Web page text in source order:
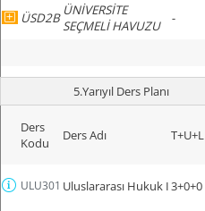
ÜSD2B ÜNİVERSİTE
SEÇMELİ HAVUZU
-
5.Yarıyıl Ders Planı
Ders
Kodu
Ders Adı T+U+L
ULU301 Uluslararası Hukuk I3+0+0